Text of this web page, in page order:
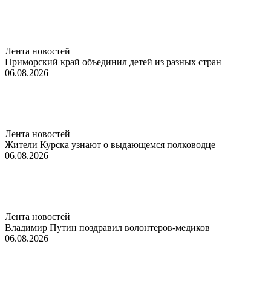
Лента новостей
Приморский край объединил детей из разных стран
06.08.2026
Лента новостей
Жители Курска узнают о выдающемся полководце
06.08.2026
Лента новостей
Владимир Путин поздравил волонтеров-медиков
06.08.2026